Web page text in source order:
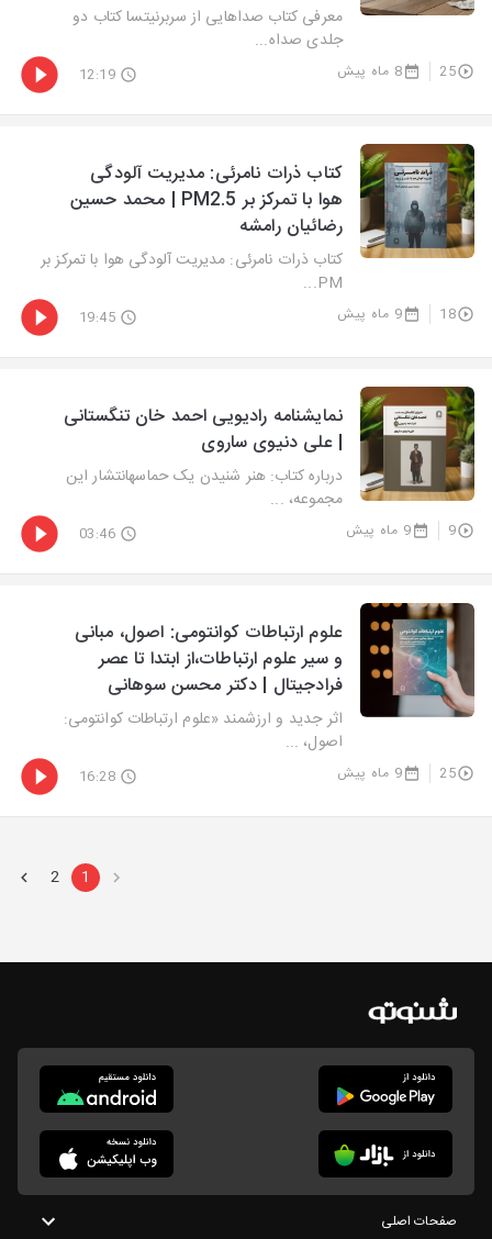
معرفی کتاب صداهایی از سربرنیتسا کتاب دو
جلدی صداه...
25 8 ماه پیش 12:19
کتاب ذرات نامرئی: مدیریت آلودگی
هوا با تمرکز بر PM2.5 | محمد حسین
رضائیان رامشه
کتاب ذرات نامرئی: مدیریت آلودگی هوا با تمرکز بر
PM...
18 9 ماه پیش 19:45
نمایشنامه رادیویی احمد خان تنگستانی
| علی دنیوی ساروی
درباره کتاب: هنر شنیدن یک حماسهانتشار این
مجموعه، ...
9 9 ماه پیش 03:46
علوم ارتباطات کوانتومی: اصول، مبانی
و سیر علوم ارتباطات،از ابتدا تا عصر
فرادجیتال | دکتر محسن سوهانی
اثر جدید و ارزشمند «علوم ارتباطات کوانتومی:
اصول، ...
25 9 ماه پیش 16:28
1
2
صفحات اصلی